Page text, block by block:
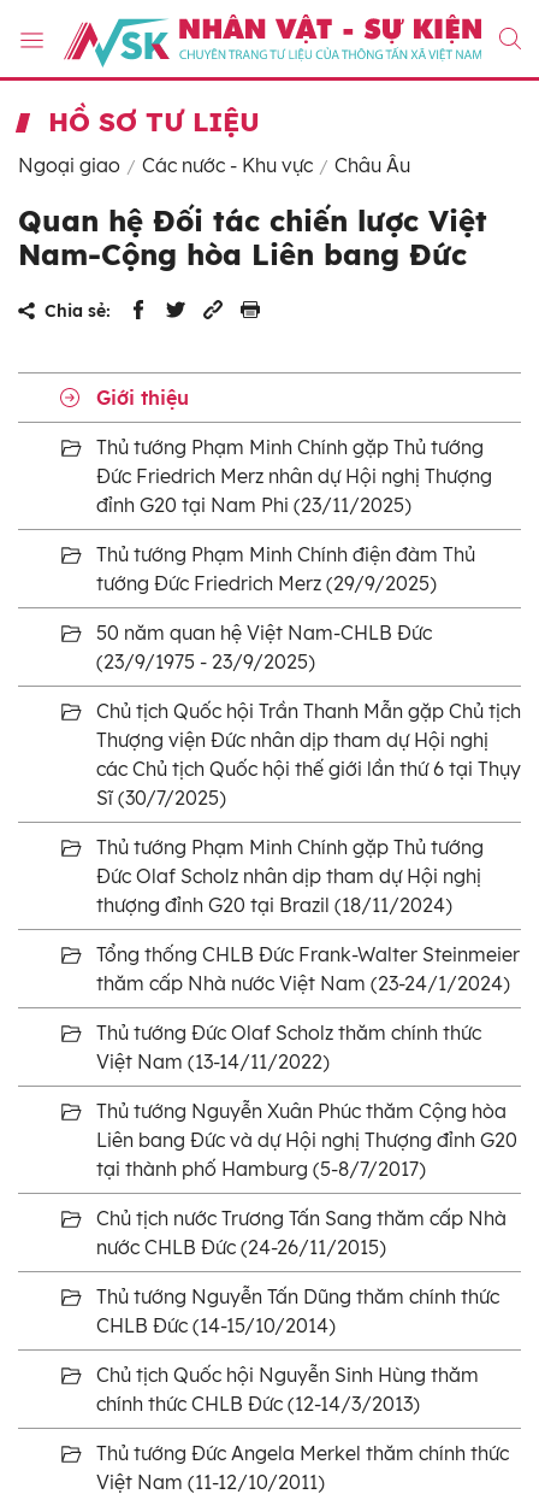
HỒ SƠ TƯ LIỆU
Ngoại giao Các nước - Khu vực Châu Âu
Quan hệ Đối tác chiến lược Việt
Nam-Cộng hòa Liên bang Đức
Chia sẻ:
Giới thiệu
Thủ tướng Phạm Minh Chính gặp Thủ tướng
Đức Friedrich Merz nhân dự Hội nghị Thượng
đỉnh G20 tại Nam Phi (23/11/2025)
Thủ tướng Phạm Minh Chính điện đàm Thủ
tướng Đức Friedrich Merz (29/9/2025)
50 năm quan hệ Việt Nam-CHLB Đức
(23/9/1975 - 23/9/2025)
Chủ tịch Quốc hội Trần Thanh Mẫn gặp Chủ tịch
Thượng viện Đức nhân dịp tham dự Hội nghị
các Chủ tịch Quốc hội thế giới lần thứ 6 tại Thụy
Sĩ (30/7/2025)
Thủ tướng Phạm Minh Chính gặp Thủ tướng
Đức Olaf Scholz nhân dịp tham dự Hội nghị
thượng đỉnh G20 tại Brazil (18/11/2024)
Tổng thống CHLB Đức Frank-Walter Steinmeier
thăm cấp Nhà nước Việt Nam (23-24/1/2024)
Thủ tướng Đức Olaf Scholz thăm chính thức
Việt Nam (13-14/11/2022)
Thủ tướng Nguyễn Xuân Phúc thăm Cộng hòa
Liên bang Đức và dự Hội nghị Thượng đỉnh G20
tại thành phố Hamburg (5-8/7/2017)
Chủ tịch nước Trương Tấn Sang thăm cấp Nhà
nước CHLB Đức (24-26/11/2015)
Thủ tướng Nguyễn Tấn Dũng thăm chính thức
CHLB Đức (14-15/10/2014)
Chủ tịch Quốc hội Nguyễn Sinh Hùng thăm
chính thức CHLB Đức (12-14/3/2013)
Thủ tướng Đức Angela Merkel thăm chính thức
Việt Nam (11-12/10/2011)